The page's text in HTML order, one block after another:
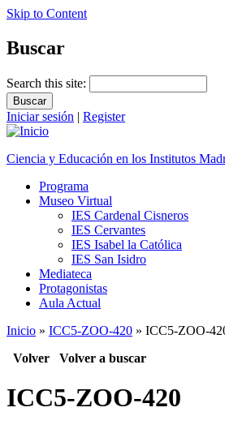
Skip to Content
Buscar
Search this site:
Iniciar sesión | Register
Ciencia y Educación en los Institutos
Programa
Museo Virtual
IES Cardenal Cisneros
IES Cervantes
IES Isabel la Católica
IES San Isidro
Mediateca
Protagonistas
Aula Actual
Inicio » ICC5-ZOO-420 » ICC5-ZOO-
Volver Volver a buscar
ICC5-ZOO-420